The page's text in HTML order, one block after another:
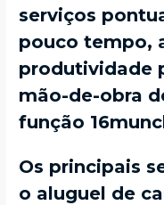
serviços
pouco tempo,
produtividade
mão-de-obra
função
Os principais
o aluguel de